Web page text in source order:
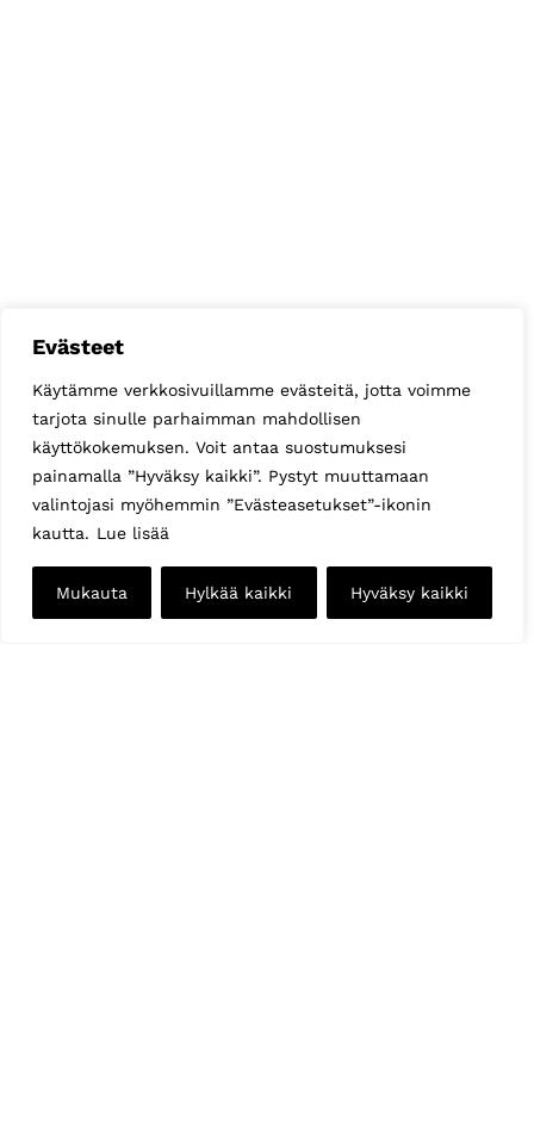
Evästeet
Käytämme verkkosivuillamme evästeitä, jotta voimme
tarjota sinulle parhaimman mahdollisen
käyttökokemuksen. Voit antaa suostumuksesi
painamalla ”Hyväksy kaikki”. Pystyt muuttamaan
valintojasi myöhemmin ”Evästeasetukset”-ikonin
kautta. Lue lisää
Mukauta Hylkää kaikki Hyväksy kaikki